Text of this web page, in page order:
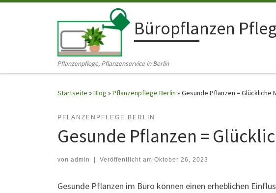
Büropflanzen
Pflanzenpflege, Pflanzenservice in Berlin
Startseite »Blog »Pflanzenpflege Berlin »Gesunde Pflanzen = Glückliche
PFLANZENPFLEGE BERLIN
Gesunde Pflanzen =
von admin Veröffentlicht am Oktober 26, 2023
Gesunde Pflanzen im Büro können einen erheblichen